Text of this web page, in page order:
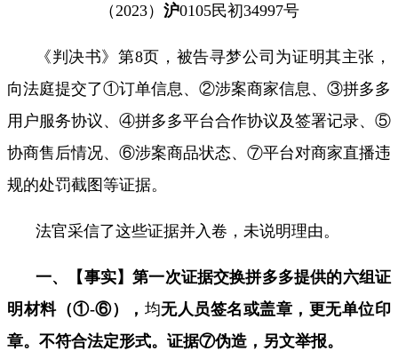
（ 2023） 沪0105民初34997号
《判决书》第8页，被告寻梦公司为证明其主张，
向法庭提交了①订单信息、②涉案商家信息、③拼多多
用户服务协议、④拼多多平台合作协议及签署记录、⑤
协商售后情况、⑥涉案商品状态、⑦平台对商家直播违
规的处罚截图等证据。
法官采信了这些证据并入卷，未说明理由。
一、【事实】第一次证据交换拼多多提供的六组证
明材料（①-⑥）， 均无人员签名或盖章，更无单位印
章。不符合法定形式。证据⑦伪造，另文举报。